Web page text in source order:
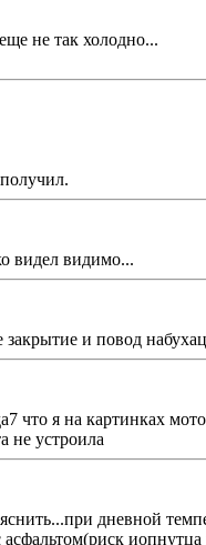
не так холодно...
видел видимо...
и повод
что я на картинках
не устроила
дневной
иопнутца